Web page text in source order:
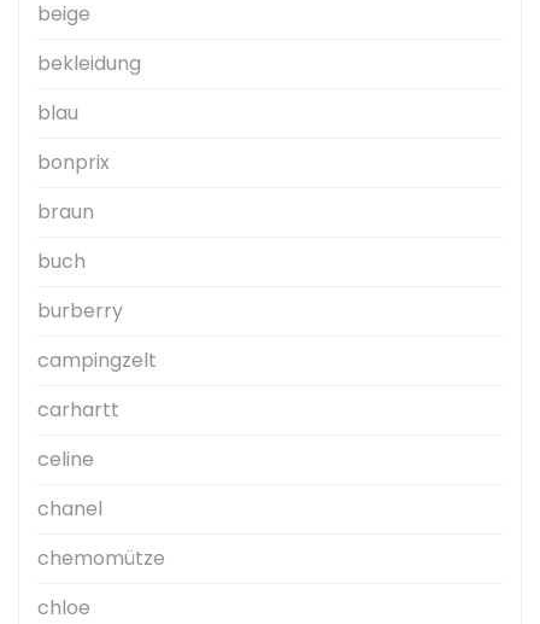
beige
bekleidung
blau
bonprix
braun
buch
burberry
campingzelt
carhartt
celine
chanel
chemomütze
chloe